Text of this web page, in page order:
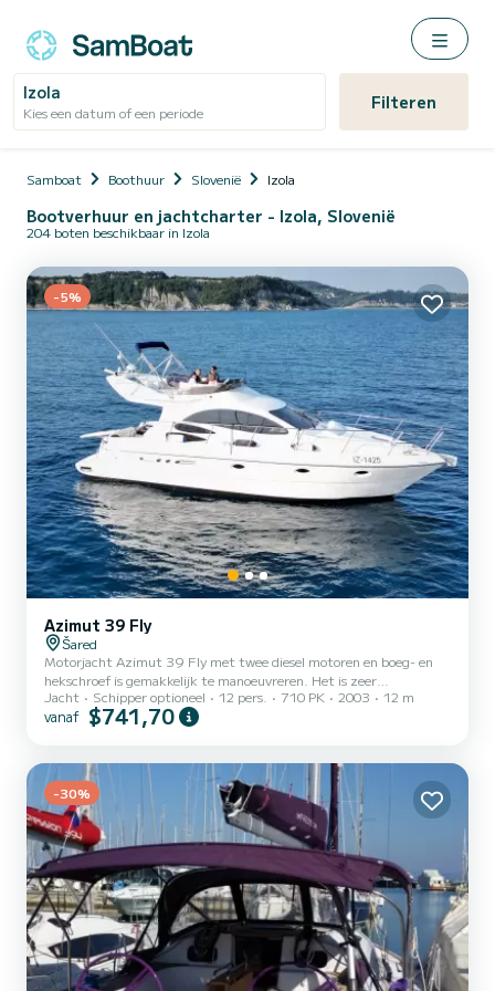
Izola
Kies een datum of een periode Filteren
Samboat Boothuur Slovenië Izola
Bootverhuur en jachtcharter - Izola, Slovenië
204 boten beschikbaar in Izola
-5%
Azimut 39 Fly
Šared
Motorjacht Azimut 39 Fly met twee diesel motoren en boeg- en
hekschroef is gemakkelijk te manoeuvreren. Het is zeer
comfortabel met een salon, twee hutten en twee badkamers, en
alles verkeert in uitstekende staat en biedt een zeer luxe vakantie.
flybridge, zonneschermen, elektrische WC-pomp, GPS plotter,
boegschroef, hekschroef, elektrische ankerlier, bijboot, enzovoort.
Jacht Schipper optioneel 12 pers. 710 PK 2003 12 m
vanaf $741,70
-30%